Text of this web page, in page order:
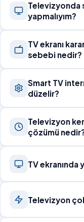
Televizyonda
yapmalıyım?
TV ekranı
sebebi nedir?
Smart TV
düzelir?
Televizyon
çözümü
TV
Televizyon